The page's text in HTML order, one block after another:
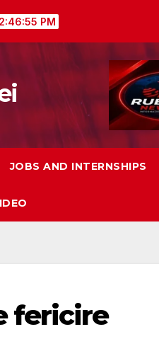
2:46:56 PM
JOBS AND INTERNSHIPS
fericire